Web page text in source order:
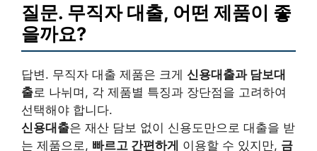
질문. 무직자 대출, 어떤 제품이 좋
을까요?
답변. 무직자 대출 제품은 크게 신용대출과 담보대
출로 나뉘며, 각 제품별 특징과 장단점을 고려하여
선택해야 합니다.
신용대출은 재산 담보 없이 신용도만으로 대출을 받
는 제품으로, 빠르고 간편하게 이용할 수 있지만, 금